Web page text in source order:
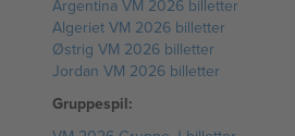
Argentina VM 2026 billetter
Algeriet VM 2026 billetter
Østrig VM 2026 billetter
Jordan VM 2026 billetter
Gruppespil: